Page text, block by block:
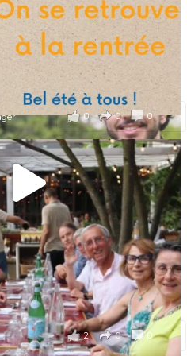
ingénieurs, des bachelors, des
allient excellence technologique et
de notre pro
0 0 0
🚀
14 Alumni vivant / travaillant
un moment convivial de
!
présence et à Alexandre
!
2 0 0
association de loi 1901